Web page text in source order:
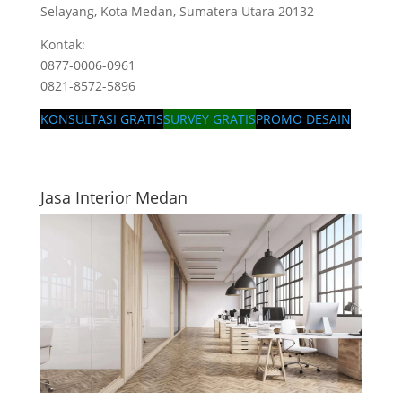
Selayang, Kota Medan, Sumatera Utara 20132
Kontak:
0877-0006-0961
0821-8572-5896
KONSULTASI GRATISSURVEY GRATISPROMO DESAIN
Jasa Interior Medan